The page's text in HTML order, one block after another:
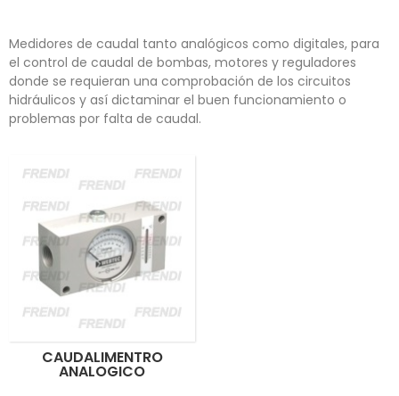
Medidores de caudal tanto analógicos como digitales, para
el control de caudal de bombas, motores y reguladores
donde se requieran una comprobación de los circuitos
hidráulicos y así dictaminar el buen funcionamiento o
problemas por falta de caudal.
CAUDALIMENTRO
ANALOGICO